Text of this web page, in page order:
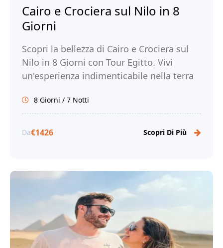
Cairo e Crociera sul Nilo in 8
Giorni
Scopri la bellezza di Cairo e Crociera sul
Nilo in 8 Giorni con Tour Egitto. Vivi
un'esperienza indimenticabile nella terra
8 Giorni / 7 Notti
Da€1426 Scopri Di Più